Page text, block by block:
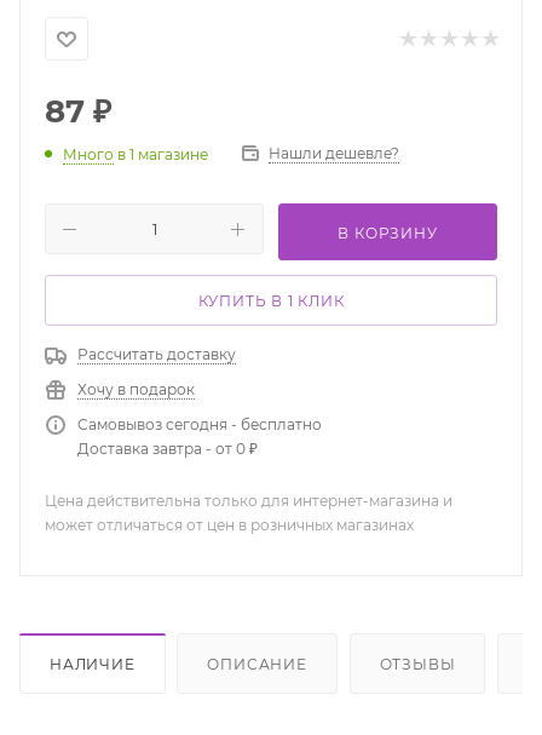
87 ₽
Много в 1 магазине Нашли дешевле?
В КОРЗИНУ
КУПИТЬ В 1 КЛИК
Рассчитать доставку
Хочу в подарок
Самовывоз сегодня - бесплатно
Доставка завтра - от 0 ₽
Цена действительна только для интернет-магазина и
может отличаться от цен в розничных магазинах
НАЛИЧИЕ ОПИСАНИЕ ОТЗЫВЫ